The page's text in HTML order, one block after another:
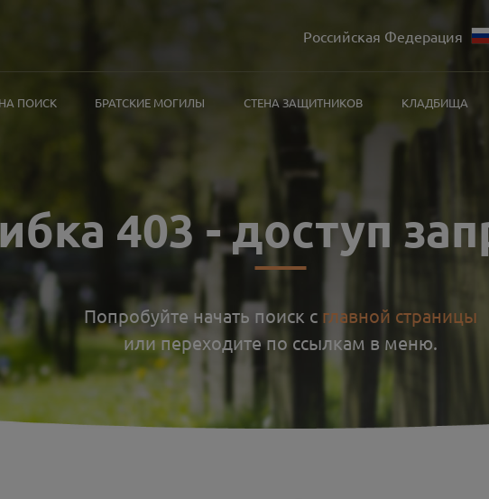
Российская Федерация
ПОИСК БРАТСКИЕ МОГИЛЫ СТЕНА ЗАЩИТНИКОВ КЛАДБИЩА
403-доступ
Попробуйте начать поиск с главной страницы
или переходите по ссылкам в меню.